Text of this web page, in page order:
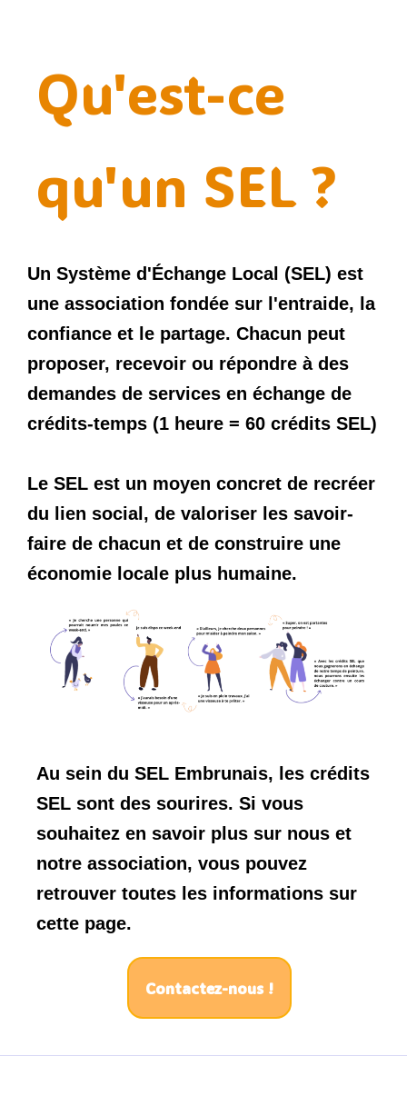
Qu'est-ce
qu'un SEL ?
Un Système d'Échange Local (SEL) est
une association fondée sur l'entraide, la
confiance et le partage. Chacun peut
proposer, recevoir ou répondre à des
demandes de services en échange de
crédits-temps (1 heure = 60 crédits SEL)
Le SEL est un moyen concret de recréer
du lien social, de valoriser les savoir-
faire de chacun et de construire une
économie locale plus humaine.
Au sein du SEL Embrunais, les crédits
SEL sont des sourires. Si vous
souhaitez en savoir plus sur nous et
notre association, vous pouvez
retrouver toutes les informations sur
cette page.
Contactez-nous !